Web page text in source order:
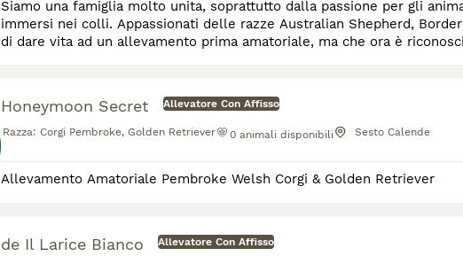
Siamo una famiglia molto unita, soprattutto dalla passione per gli
immersi nei colli. Appassionati delle razze Australian Shepherd, Border Collie e Welsh Corgi Pembroke, abbiamo deciso
di dare vita ad un allevamento prima amatoriale, ma che ora è
Honeymoon Secret Allevatore Con Affisso
Razza: Corgi Pembroke, Golden Retriever 0 animali disponibili Sesto Calende
Allevamento Amatoriale Pembroke Welsh Corgi & Golden Retriever
de Il Larice Bianco Allevatore Con Affisso